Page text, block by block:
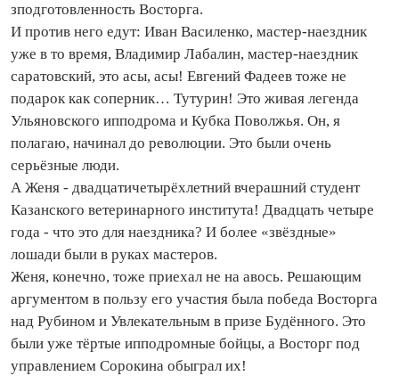
зподготовленность Восторга.
И против него едут: Иван Василенко, мастер-наездник
уже в то время, Владимир Лабалин, мастер-наездник
саратовский, это асы, асы! Евгений Фадеев тоже не
подарок как соперник… Тутурин! Это живая легенда
Ульяновского ипподрома и Кубка Поволжья. Он, я
полагаю, начинал до революции. Это были очень
серьёзные люди.
А Женя - двадцатичетырёхлетний вчерашний студент
Казанского ветеринарного института! Двадцать четыре
года - что это для наездника? И более «звёздные»
лошади были в руках мастеров.
Женя, конечно, тоже приехал не на авось. Решающим
аргументом в пользу его участия была победа Восторга
над Рубином и Увлекательным в призе Будённого. Это
были уже тёртые ипподромные бойцы, а Восторг под
управлением Сорокина обыграл их!